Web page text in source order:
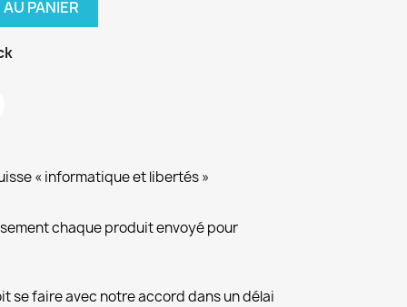
PANIER
« informatique et libertés »
chaque produit envoyé pour
se faire avec notre accord dans un délai